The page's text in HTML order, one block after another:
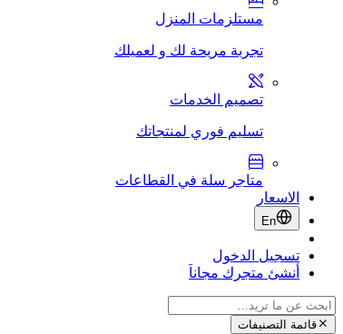
مستلزمات المنزل
تجربة مريحة لك و لعميلك
تصميم الخدمات
تسليم فوري لمنتجاتك
متاجر سلة في القطاعات
الاسعار
En
تسجيل الدخول
أنشئ متجرك مجاناَ
قائمة التصنيفات